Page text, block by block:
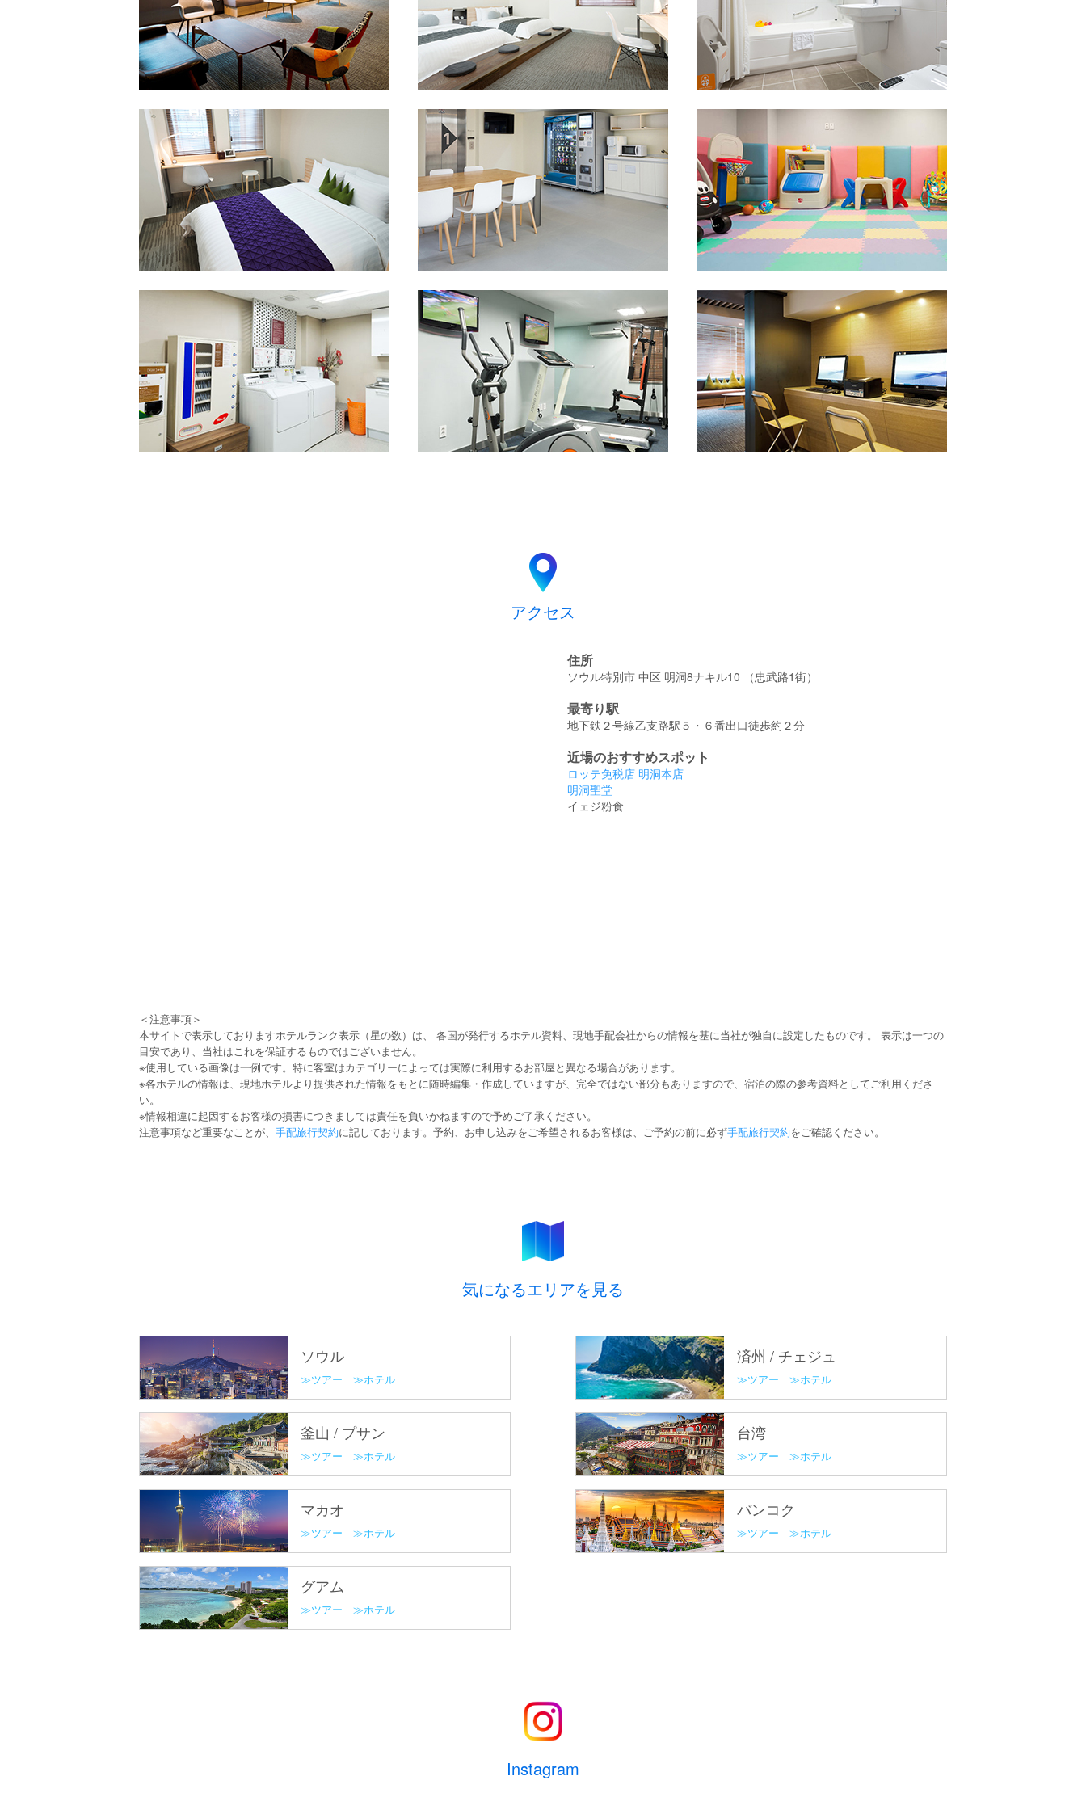
アクセス
住所
ソウル特別市 中区 明洞8ナキル10 （忠武路1街）
最寄り駅
地下鉄２号線乙支路駅５・６番出口徒歩約２分
近場のおすすめスポット
ロッテ免税店 明洞本店
明洞聖堂
イェジ粉食
＜注意事項＞
本サイトで表示しておりますホテルランク表示（星の数）は、 各国が発行するホテル資料、現地手配会社からの情報を基に当社が独自に設定したものです。 表示は一つの
目安であり、当社はこれを保証するものではございません。
※使用している画像は一例です。特に客室はカテゴリーによっては実際に利用するお部屋と異なる場合があります。
※各ホテルの情報は、現地ホテルより提供された情報をもとに随時編集・作成していますが、完全ではない部分もありますので、宿泊の際の参考資料としてご利用くださ
い。
※情報相違に起因するお客様の損害につきましては責任を負いかねますので予めご了承ください。
注意事項など重要なことが、 手配旅行契約に記しております。予約、お申し込みをご希望されるお客様は、ご予約の前に必ず手配旅行契約をご確認ください。
気になるエリアを見る
ソウル
ツアー ホテル
済州 / チェジュ
ツアー ホテル
釜山 / プサン
ツアー ホテル
台湾
ツアー ホテル
マカオ
ツアー ホテル
バンコク
ツアー ホテル
グアム
ツアー ホテル
Instagram